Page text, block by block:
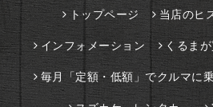
トップページ 当店のヒ
インフォメーション くるま
毎月「定額・低額」でクルマに